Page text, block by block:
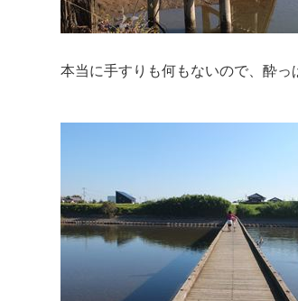
本当に手すりも何もないので、酔